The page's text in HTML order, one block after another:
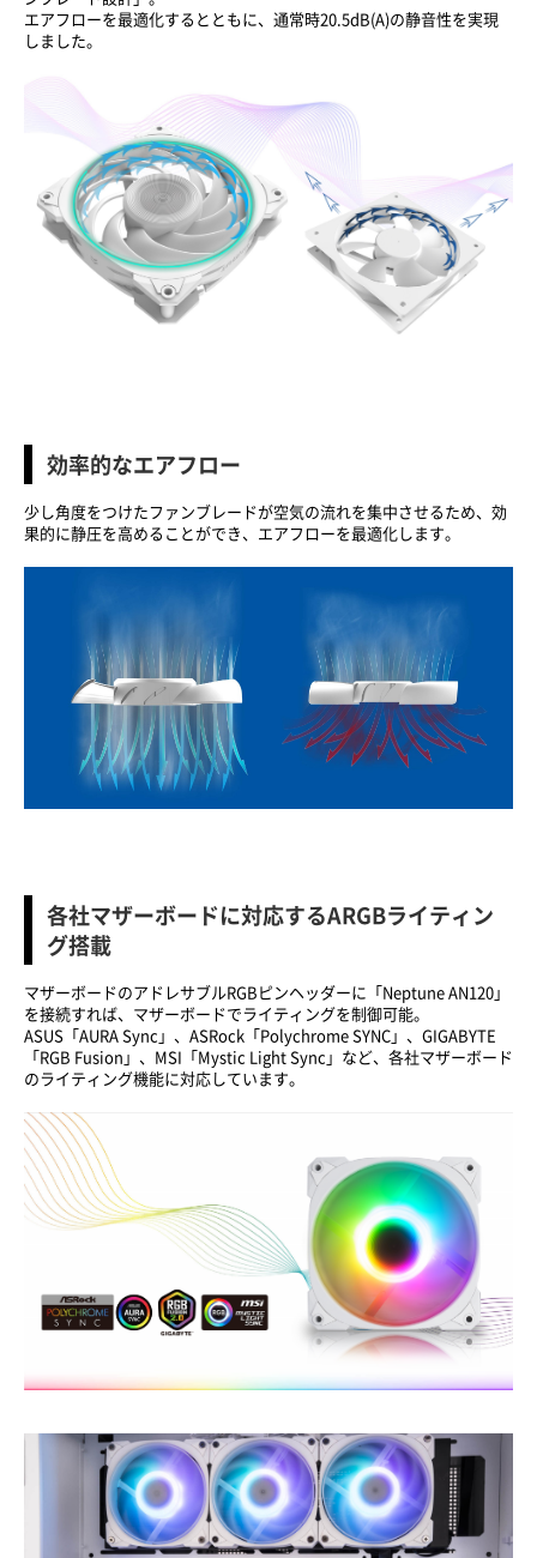
エアフローを最適化するとともに、通常時20.5dB(A)の静音性を実現
しました。
効率的なエアフロー
少し角度をつけたファンブレードが空気の流れを集中させるため、効
果的に静圧を高めることができ、エアフローを最適化します。
各社マザーボードに対応するARGBライティン
グ搭載
マザーボードのアドレサブルRGBピンヘッダーに「Neptune AN120」
を接続すれば、マザーボードでライティングを制御可能。
ASUS「AURA Sync」、ASRock「Polychrome SYNC」、GIGABYTE
「RGB Fusion」、MSI「Mystic Light Sync」など、各社マザーボード
のライティング機能に対応しています。